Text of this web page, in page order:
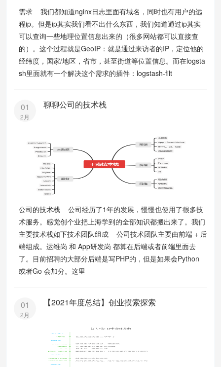
需求 我们都知道nginx日志里面有域名，同时也有用户的远
程ip。但是ip其实我们看不出什么东西，我们知道通过ip其实
可以查询一些地理位置信息出来的（很多网站都可以直接查
的）。这个过程就是GeoIP：就是通过来访者的IP，定位他的
经纬度，国家/地区，省市，甚至街道等位置信息。而在logsta
sh里面就有一个解决这个需求的插件：logstash-filt
01
2月
聊聊公司的技术栈
公司的技术栈 公司经历了1年的发展，慢慢也使用了很多技
术服务。感觉创个业把上海学到的全部知识都搬出来了。我们
主要技术栈如下技术团队组成 公司技术团队主要由前端 + 后
端组成。运维岗 和 App研发岗 都算在后端或者前端里面去
了。目前招聘的大部分后端是写PHP的，但是如果会Python
或者Go 会加分。这里
01
2月
【2021年度总结】创业摸索探索